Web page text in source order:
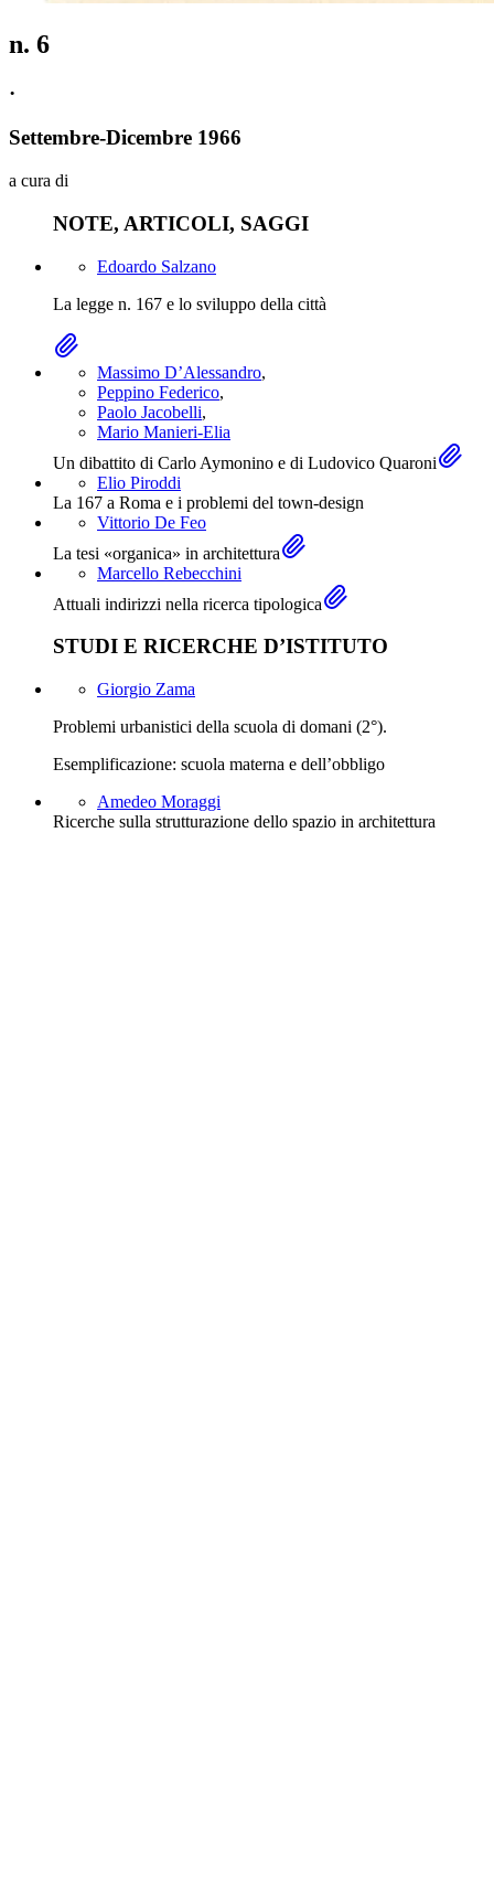
n. 6
·
Settembre-Dicembre 1966
a cura di
NOTE, ARTICOLI, SAGGI
Edoardo Salzano
La legge n. 167 e lo sviluppo della città
Massimo D’Alessandro,
Peppino Federico,
Paolo Jacobelli,
Mario Manieri-Elia
Un dibattito di Carlo Aymonino e di Ludovico Quaroni
Elio Piroddi
La 167 a Roma e i problemi del town-design
Vittorio De Feo
La tesi «organica» in architettura
Marcello Rebecchini
Attuali indirizzi nella ricerca tipologica
STUDI E RICERCHE D’ISTITUTO
Giorgio Zama
Problemi urbanistici della scuola di domani (2°).
Esemplificazione: scuola materna e dell’obbligo
Amedeo Moraggi
Ricerche sulla strutturazione dello spazio in architettura